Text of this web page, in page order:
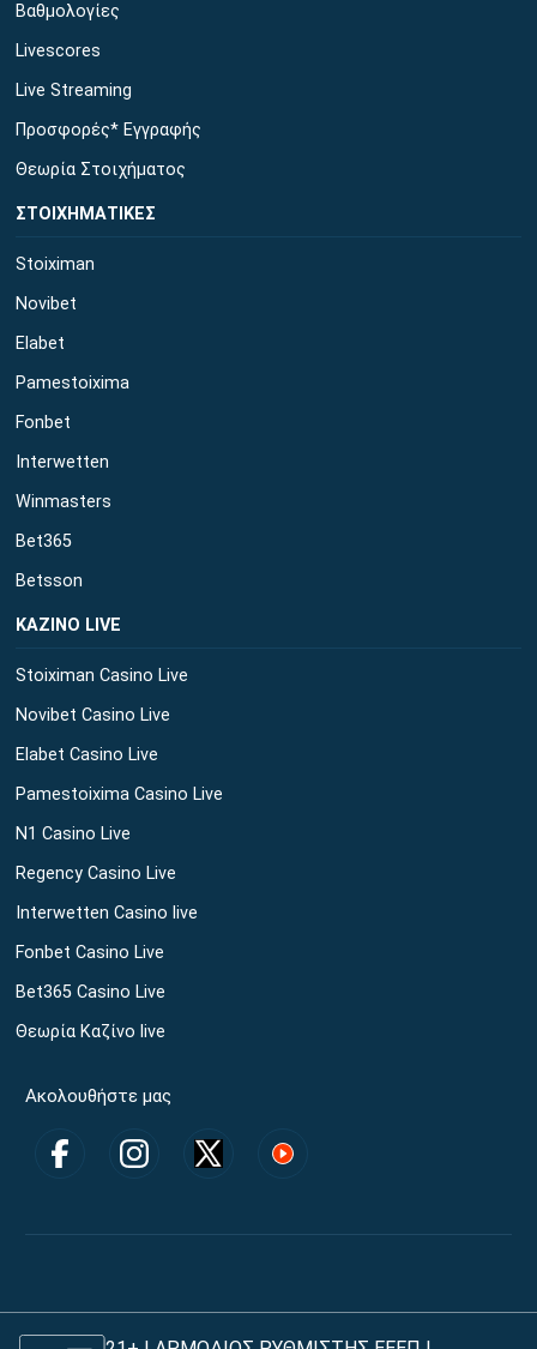
Βαθμολογίες
Livescores
Live Streaming
Προσφορές* Εγγραφής
Θεωρία Στοιχήματος
ΣΤΟΙΧΗΜΑΤΙΚΕΣ
Stoiximan
Novibet
Elabet
Pamestoixima
Fonbet
Interwetten
Winmasters
Bet365
Betsson
ΚΑΖΙΝΟ LIVE
Stoiximan Casino Live
Novibet Casino Live
Elabet Casino Live
Pamestoixima Casino Live
N1 Casino Live
Regency Casino Live
Interwetten Casino live
Fonbet Casino Live
Bet365 Casino Live
Θεωρία Καζίνο live
Ακολουθήστε μας